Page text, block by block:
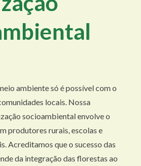
ambiente só é possível com o
locais. Nossa
socioambiental envolve o
produtores rurais, escolas e
Acreditamos que o sucesso das
da integração das florestas ao